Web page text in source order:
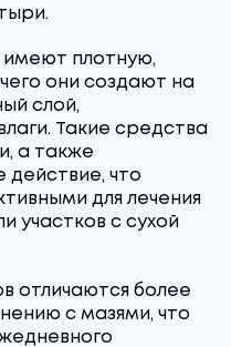
плотную,
они создают на
слой,
Такие средства
а также
действие, что
для лечения
участков с сухой
отличаются более
с мазями, что